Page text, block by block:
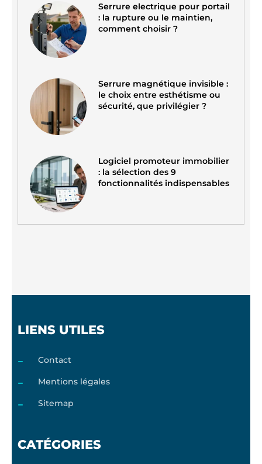
Serrure electrique pour portail
: la rupture ou le maintien,
comment choisir ?
Serrure magnétique invisible :
le choix entre esthétisme ou
sécurité, que privilégier ?
Logiciel promoteur immobilier
: la sélection des 9
fonctionnalités indispensables
LIENS UTILES
Contact
Mentions légales
Sitemap
CATÉGORIES